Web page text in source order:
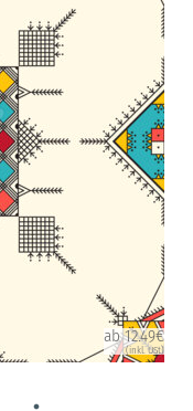
ab 12.49€
(inkl. USt)